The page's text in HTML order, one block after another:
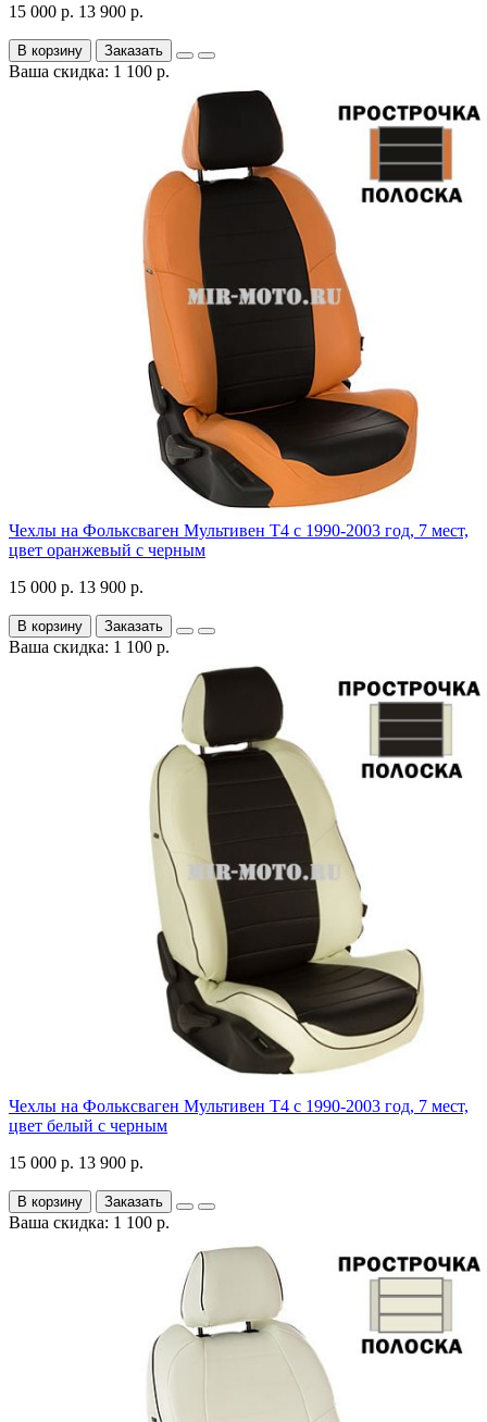
15 000 р. 13 900 р.
В корзину Заказать
Ваша скидка: 1 100 р.
Чехлы на Фольксваген Мультивен Т4 с 1990-2003 год, 7 мест,
цвет оранжевый с черным
15 000 р. 13 900 р.
В корзину Заказать
Ваша скидка: 1 100 р.
Чехлы на Фольксваген Мультивен Т4 с 1990-2003 год, 7 мест,
цвет белый с черным
15 000 р. 13 900 р.
В корзину Заказать
Ваша скидка: 1 100 р.